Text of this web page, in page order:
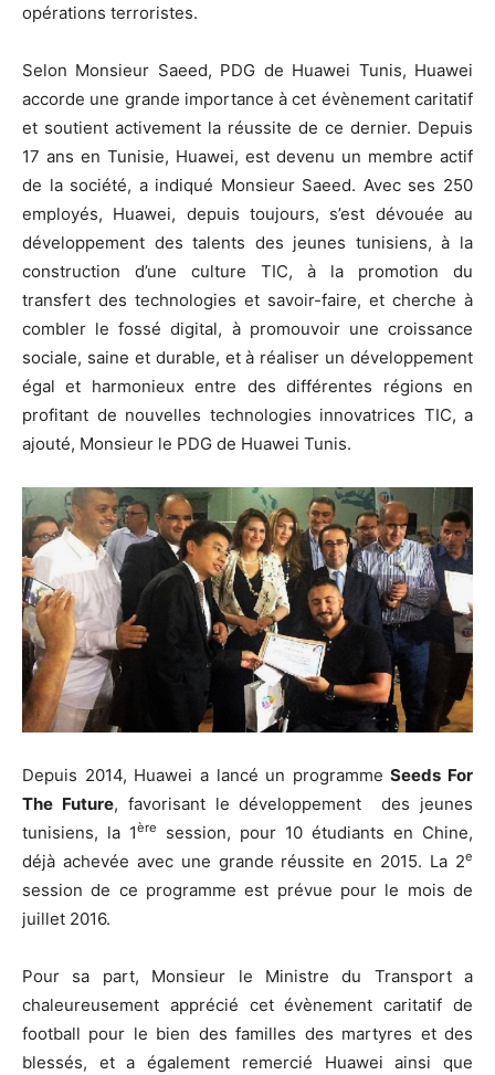
opérations terroristes.
Selon Monsieur Saeed, PDG de Huawei Tunis, Huawei
accorde une grande importance à cet évènement caritatif
et soutient activement la réussite de ce dernier. Depuis
17 ans en Tunisie, Huawei, est devenu un membre actif
de la société, a indiqué Monsieur Saeed. Avec ses 250
employés, Huawei, depuis toujours, s’est dévouée au
développement des talents des jeunes tunisiens, à la
construction d’une culture TIC, à la promotion du
transfert des technologies et savoir-faire, et cherche à
combler le fossé digital, à promouvoir une croissance
sociale, saine et durable, et à réaliser un développement
égal et harmonieux entre des différentes régions en
profitant de nouvelles technologies innovatrices TIC, a
ajouté, Monsieur le PDG de Huawei Tunis.
Depuis 2014, Huawei a lancé un programmeSeeds For
The Future, favorisant le développement des jeunes
tunisiens, la 1ère
session, pour 10 étudiants en Chine,
déjà achevée avec une grande réussite en 2015. La 2e
session de ce programme est prévue pour le mois de
juillet 2016.
Pour sa part, Monsieur le Ministre du Transport a
chaleureusement apprécié cet évènement caritatif de
football pour le bien des familles des martyres et des
blessés, et a également remercié Huawei ainsi que